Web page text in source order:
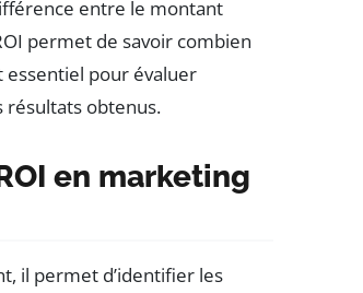
entre le montant
permet de savoir combien
essentiel pour évaluer
résultats obtenus.
en marketing
il permet d’identifier les